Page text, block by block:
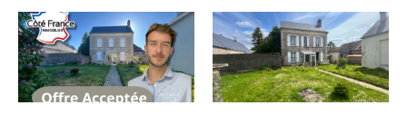
AFFINER LES CRITÈRES
TERRASSE PARKING PISCINE